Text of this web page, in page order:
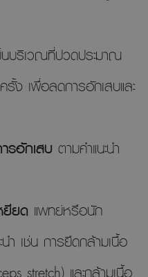
นบริเวณที่ปวดประมาณ
ง เพื่อลดการอักเสบและ
รอักเสบ ตามคำแนะนำ
ยียด แพทย์หรือนัก
ำ เช่น การยืดกล้ามเนื้อ